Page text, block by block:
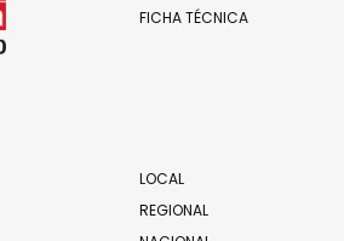
FICHA TÉCNICA
LOCAL
REGIONAL